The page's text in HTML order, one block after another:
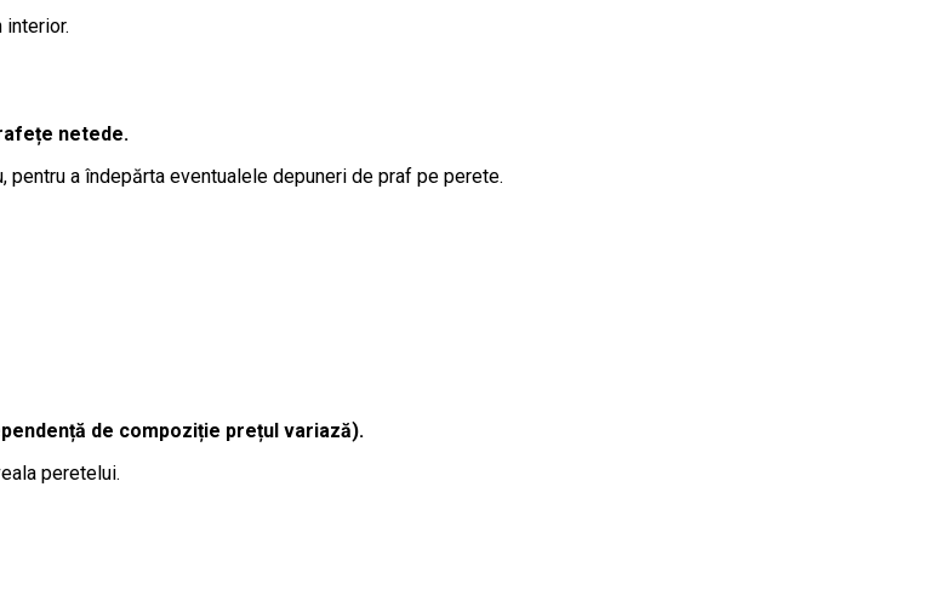
netede.
a îndepărta eventualele depuneri de praf pe perete.
de compoziție prețul variază).
peretelui.